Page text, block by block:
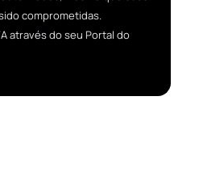
comprometidas.
através do seu Portal do